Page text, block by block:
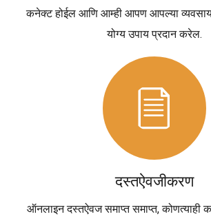
कनेक्ट होईल आणि आम्ही आपण आपल्या
योग्य उपाय प्रदान करेल.
दस्तऐवजीकरण
ऑनलाइन दस्तऐवज समाप्त समाप्त, कोणत्याही